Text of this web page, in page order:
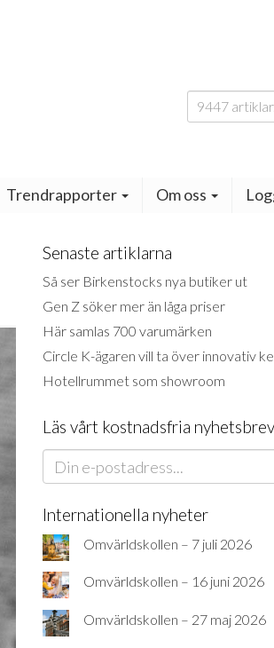
Sök
efter:
Trendrapporter Om oss
Senaste artiklarna
Så ser Birkenstocks nya butiker ut
Gen Z söker mer än låga priser
Här samlas 700 varumärken
Circle K-ägaren vill ta över innovativ
Hotellrummet som showroom
Läs vårt kostnadsfria
Internationella nyheter
Omvärldskollen – 7 juli 2026
Omvärldskollen – 16 juni 2026
Omvärldskollen – 27 maj 2026